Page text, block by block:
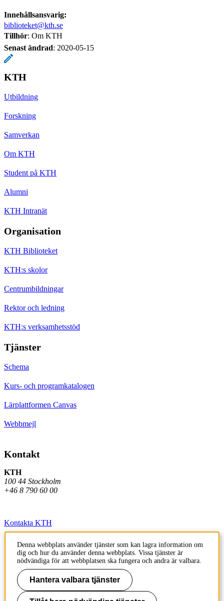
Innehållsansvarig:
biblioteket@kth.se
Tillhör: Om KTH
Senast ändrad: 2020-05-15
KTH
Utbildning
Forskning
Samverkan
Om KTH
Student på KTH
Alumni
KTH Intranät
Organisation
KTH Biblioteket
KTH:s skolor
Centrumbildningar
Rektor och ledning
KTH:s verksamhetsstöd
Tjänster
Schema
Kurs- och programkatalogen
Lärplattformen Canvas
Webbmejl
Kontakt
KTH
100 44 Stockholm
+46 8 790 60 00
Kontakta KTH
Jobba på KTH
Press och media
Faktura och betalning KTH
Om KTH:s webbplatser
Denna webbplats använder tjänster som kan lagra information om
dig och hur du använder denna webbplats. Vissa tjänster är
nödvändiga för att webbplatsen ska fungera och andra är valbara.
Hantera valbara tjänster